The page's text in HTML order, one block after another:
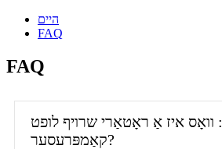
היים
FAQ
FAQ
ק 1: וואָס איז אַ ראָטאַרי שרויף לופט
קאַמפּרעסער?